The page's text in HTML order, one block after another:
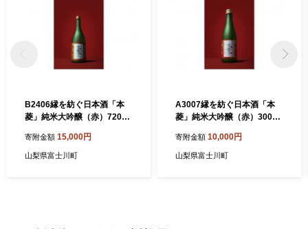
B2406縁を紡ぐ日本酒「本
菱」純米大吟醸（赤）720ml
寄附金額 15,000円
山梨県富士川町
A3007縁を紡ぐ日本酒「本
菱」純米大吟醸（赤）300ml
寄附金額 10,000円
山梨県富士川町